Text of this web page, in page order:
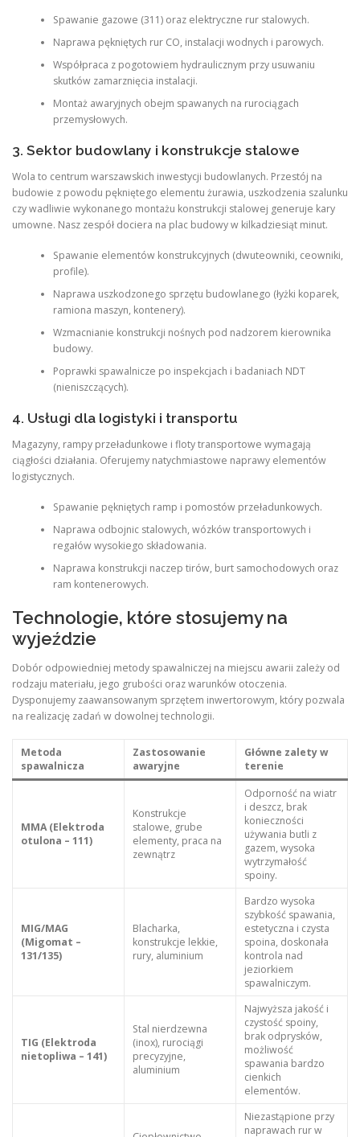
Spawanie gazowe (311) oraz elektryczne rur stalowych.
Naprawa pękniętych rur CO, instalacji wodnych i parowych.
Współpraca z pogotowiem hydraulicznym przy usuwaniu
skutków zamarznięcia instalacji.
Montaż awaryjnych obejm spawanych na rurociągach
przemysłowych.
3. Sektor budowlany i konstrukcje stalowe
Wola to centrum warszawskich inwestycji budowlanych. Przestój na
budowie z powodu pękniętego elementu żurawia, uszkodzenia szalunku
czy wadliwie wykonanego montażu konstrukcji stalowej generuje kary
umowne. Nasz zespół dociera na plac budowy w kilkadziesiąt minut.
Spawanie elementów konstrukcyjnych (dwuteowniki, ceowniki,
profile).
Naprawa uszkodzonego sprzętu budowlanego (łyżki koparek,
ramiona maszyn, kontenery).
Wzmacnianie konstrukcji nośnych pod nadzorem kierownika
budowy.
Poprawki spawalnicze po inspekcjach i badaniach NDT
(nieniszczących).
4. Usługi dla logistyki i transportu
Magazyny, rampy przeładunkowe i floty transportowe wymagają
ciągłości działania. Oferujemy natychmiastowe naprawy elementów
logistycznych.
Spawanie pękniętych ramp i pomostów przeładunkowych.
Naprawa odbojnic stalowych, wózków transportowych i
regałów wysokiego składowania.
Naprawa konstrukcji naczep tirów, burt samochodowych oraz
ram kontenerowych.
Technologie, które stosujemy na
wyjeździe
Dobór odpowiedniej metody spawalniczej na miejscu awarii zależy od
rodzaju materiału, jego grubości oraz warunków otoczenia.
Dysponujemy zaawansowanym sprzętem inwertorowym, który pozwala
na realizację zadań w dowolnej technologii.
Metoda
spawalnicza
Zastosowanie
awaryjne
Główne zalety w
terenie
MMA (Elektroda
otulona – 111)
Konstrukcje
stalowe, grube
elementy, praca na
zewnątrz
Odporność na wiatr
i deszcz, brak
konieczności
używania butli z
gazem, wysoka
wytrzymałość
spoiny.
MIG/MAG
(Migomat –
131/135)
Blacharka,
konstrukcje lekkie,
rury, aluminium
Bardzo wysoka
szybkość spawania,
estetyczna i czysta
spoina, doskonała
kontrola nad
jeziorkiem
spawalniczym.
TIG (Elektroda
nietopliwa – 141)
Stal nierdzewna
(inox), rurociągi
precyzyjne,
aluminium
Najwyższa jakość i
czystość spoiny,
brak odprysków,
możliwość
spawania bardzo
cienkich
elementów.
Niezastąpione przy
naprawach rur w